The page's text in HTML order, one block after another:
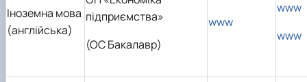
Іноземна мова
(англійська)
підприємства»
(ОС Бакалавр)
www
www
www